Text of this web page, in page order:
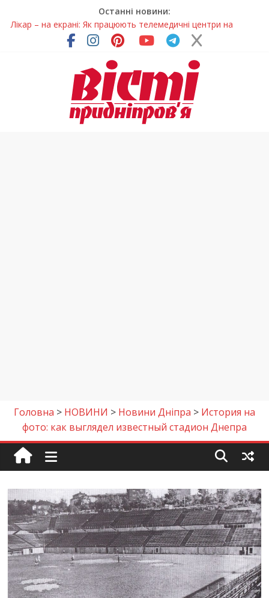
Останні новини:
Лікар – на екрані: Як працюють телемедичні центри на
Дніпропетровщині
У Дніпрі триває масштабна підготовка до опалювального
Пошуки тривають: на Дніпропетровщині досліджують місце
розташування легендарного монастиря (Фото)
Ветерани Дніпропетровщини отримують шанс на власне
Головна > НОВИНИ > Новини Дніпра > История на
фото: как выглядел известный стадион Днепра